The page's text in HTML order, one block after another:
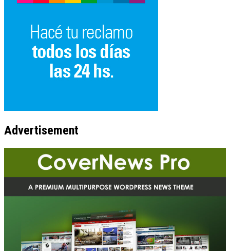
Advertisement